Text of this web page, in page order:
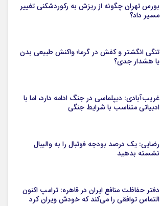
بورس تهران چگونه از ریزش به رکوردشکنی تغییر
مسیر داد؟
تنگی انگشتر و کفش در گرما؛ واکنش طبیعی بدن
یا هشدار جدی؟
غریب‌آبادی: دیپلماسی در جنگ ادامه دارد، اما با
ادبیاتی متناسب با شرایط جنگی
رضایی: یک درصد بودجه فوتبال را به والیبال
نشسته بدهید
دفتر حفاظت منافع ایران در قاهره: ترامپ اکنون
التماس توافقی را می‌کند که خودش ویران کرد